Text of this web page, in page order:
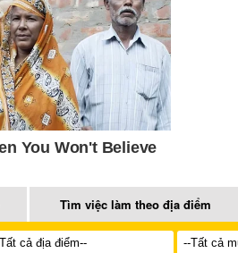
Tìm việc làm theo địa điểm